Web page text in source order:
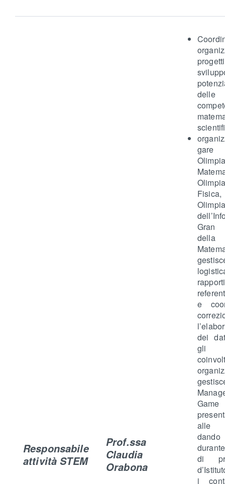
Responsabile
attività STEM
Prof.ssa
Claudia
Orabona
delle
gare
Fisica,
Gran
della
e
dei
gli
Game
alle
dando
di
i